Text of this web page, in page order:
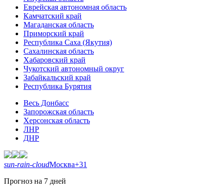
Еврейская автономная область
Камчатский край
Магаданская область
Приморский край
Республика Саха (Якутия)
Сахалинская область
Хабаровский край
Чукотский автономный округ
Забайкальский край
Республика Бурятия
Весь Донбасс
Запорожская область
Херсонская область
ЛНР
ДНР
sun-rain-cloudМосква+31
Прогноз на 7 дней